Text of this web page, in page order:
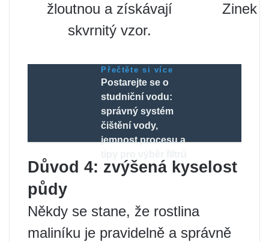
žloutnou a získávají
skvrnitý vzor.
Zinek
Přečtěte si více
Postarejte se o
studniční vodu:
správný systém
čištění vody,
jemnost procesu a
Důvod 4: zvýšená kyselost
půdy
Někdy se stane, že rostlina
maliníku je pravidelně a správně